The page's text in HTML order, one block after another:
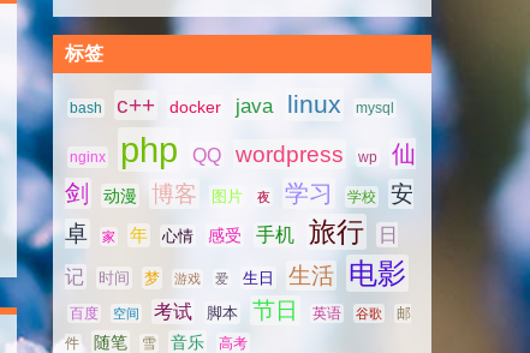
标签
bash c++ docker java linux mysql
nginx php QQ wordpress wp
仙
剑
动漫 博客 图片 夜 学习 学校
安
卓
家 年 心情 感受 手机 旅行 日
记 时间 梦 游戏 爱 生日 生活 电影
百度 空间 考试 脚本 节日 英语 谷歌 邮
件 随笔 雪 音乐 高考